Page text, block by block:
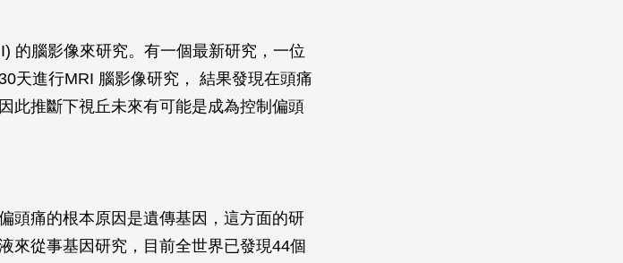
的腦影像來研究。有一個最新研究，一位
天進行MRI 腦影像研究， 結果發現在頭痛
此推斷下視丘未來有可能是成為控制偏頭
頭痛的根本原因是遺傳基因，這方面的研
來從事基因研究，目前全世界已發現44個